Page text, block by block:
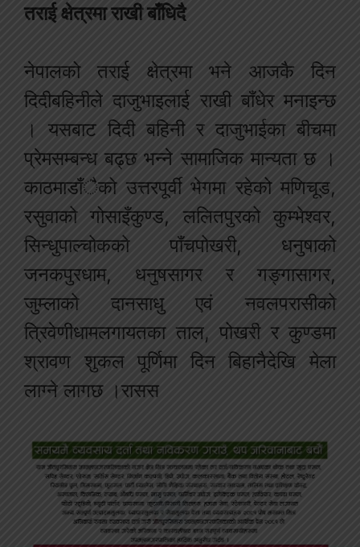
तराई क्षेत्रमा राखी बाँधिदै
नेपालको तराई क्षेत्रमा भने आजकै दिन
दिदीबहिनीले दाजुभाइलाई राखी बाँधेर मनाइन्छ
। यसबाट दिदी बहिनी र दाजुभाईका बीचमा
प्रेमसम्बन्ध बढ्छ भन्ने सामाजिक मान्यता छ ।
काठमाडाँैको उत्तरपूर्वी भेगमा रहेको मणिचूड,
रसुवाको गोसाइँकुण्ड, ललितपुरको कुम्भेश्वर,
सिन्धुपाल्चोकको पाँचपोखरी, धनुषाको
जनकपुरधाम, धनुषसागर र गङ्गासागर,
जुम्लाको दानसाधु एवं नवलपरासीको
त्रिवेणीधामलगायतका ताल, पोखरी र कुण्डमा
श्रावण शुकल पूर्णिमा दिन बिहानैदेखि मेला
लाग्ने लागछ ।रासस